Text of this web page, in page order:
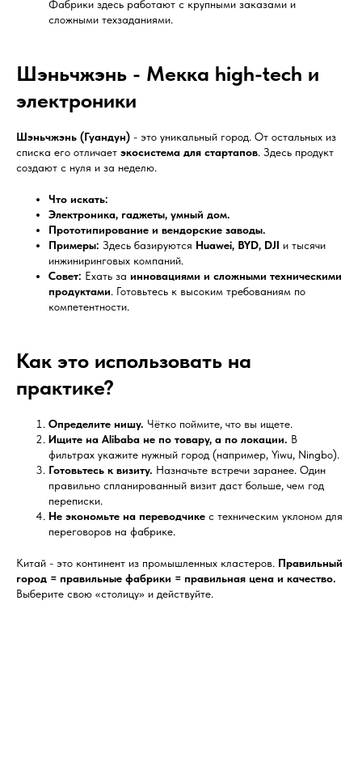
Фабрики здесь работают с крупными заказами и
сложными техзаданиями.
Шэньчжэнь - Мекка high-tech и
электроники
Шэньчжэнь (Гуандун) - это уникальный город. От остальных из
списка его отличает экосистема для стартапов. Здесь продукт
создают с нуля и за неделю.
Что искать:
Электроника, гаджеты, умный дом.
Прототипирование и вендорские заводы.
Примеры: Здесь базируются Huawei, BYD, DJI и тысячи
инжиниринговых компаний.
Совет: Ехать за инновациями и сложными техническими
продуктами. Готовьтесь к высоким требованиям по
компетентности.
Как это использовать на
практике?
Определите нишу. Чётко поймите, что вы ищете.
Ищите на Alibaba не по товару, а по локации. В
фильтрах укажите нужный город (например, Yiwu, Ningbo).
Готовьтесь к визиту. Назначьте встречи заранее. Один
правильно спланированный визит даст больше, чем год
переписки.
Не экономьте на переводчике с техническим уклоном для
переговоров на фабрике.
Китай - это континент из промышленных кластеров. Правильный
город = правильные фабрики = правильная цена и качество.
Выберите свою «столицу» и действуйте.